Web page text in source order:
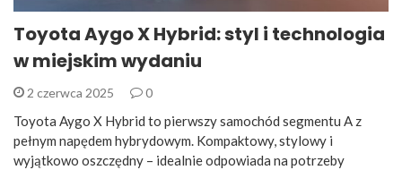
Toyota Aygo X Hybrid: styl i technologia
w miejskim wydaniu
2 czerwca 2025 0
Toyota Aygo X Hybrid to pierwszy samochód segmentu A z
pełnym napędem hybrydowym. Kompaktowy, stylowy i
wyjątkowo oszczędny – idealnie odpowiada na potrzeby